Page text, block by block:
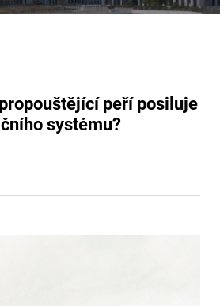
peří posiluje
systému?